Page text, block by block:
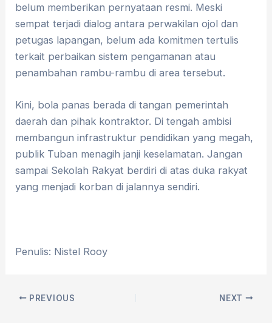
belum memberikan pernyataan resmi. Meski
sempat terjadi dialog antara perwakilan ojol dan
petugas lapangan, belum ada komitmen tertulis
terkait perbaikan sistem pengamanan atau
penambahan rambu-rambu di area tersebut.
​Kini, bola panas berada di tangan pemerintah
daerah dan pihak kontraktor. Di tengah ambisi
membangun infrastruktur pendidikan yang megah,
publik Tuban menagih janji keselamatan. Jangan
sampai Sekolah Rakyat berdiri di atas duka rakyat
yang menjadi korban di jalannya sendiri.
Penulis: Nistel Rooy
PREVIOUS NEXT